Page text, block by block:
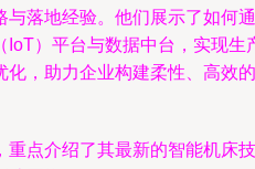
与落地经验。他们展示了如何通
）平台与数据中台，实现生
化，助力企业构建柔性、高效的
重点介绍了其最新的智能机床技